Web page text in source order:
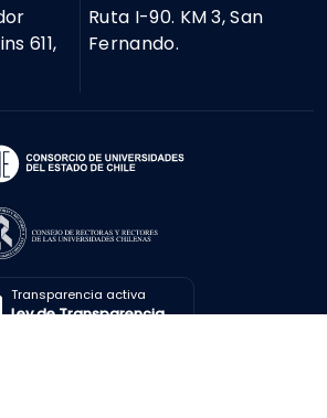
611,
Ruta I-90. KM 3, San
Fernando.
Transparencia activa
Ley de Transparencia